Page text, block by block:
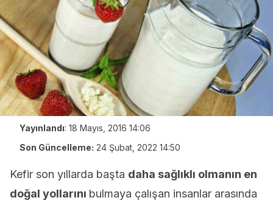
Yayınlandı: 18 Mayıs, 2016 14:06
Son Güncelleme: 24 Şubat, 2022 14:50
Kefir son yıllarda başta daha sağlıklı olmanın en
doğal yollarını bulmaya çalışan insanlar arasında